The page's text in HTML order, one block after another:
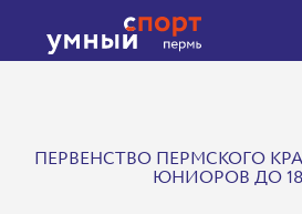
ПЕРВЕНСТВО ПЕРМСКОГО
ЮНИОРОВ ДО